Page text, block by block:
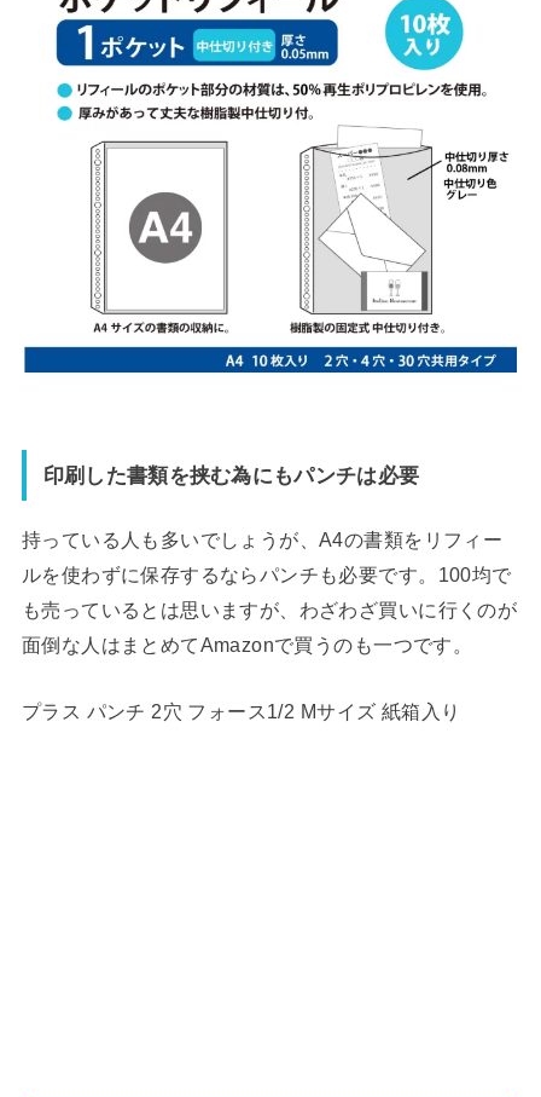
印刷した書類を挟む為にもパンチは必要
持っている人も多いでしょうが、A4の書類をリフィー
ルを使わずに保存するならパンチも必要です。100均で
も売っているとは思いますが、わざわざ買いに行くのが
面倒な人はまとめてAmazonで買うのも一つです。
プラス パンチ 2穴 フォース1/2 Mサイズ 紙箱入り